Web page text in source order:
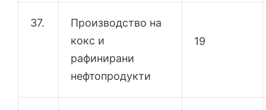
37.
Производство на
кокс и
рафинирани
нефтопродукти
19